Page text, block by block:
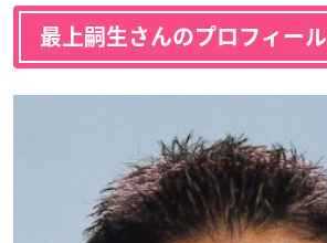
最上嗣生さんのプロフィール